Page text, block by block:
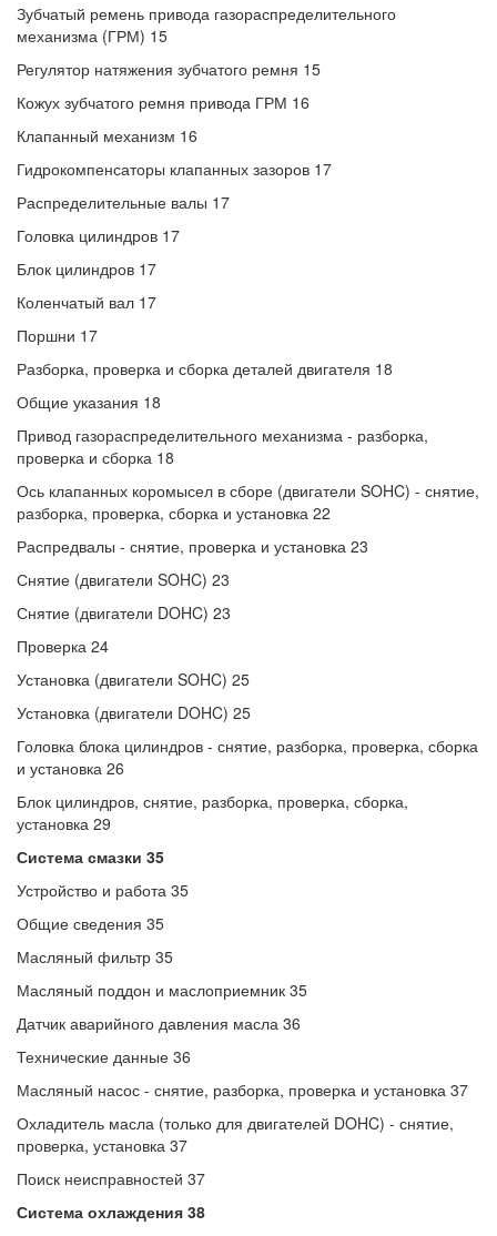
Зубчатый ремень привода газораспределительного
механизма (ГРМ) 15
Регулятор натяжения зубчатого ремня 15
Кожух зубчатого ремня привода ГРМ 16
Клапанный механизм 16
Гидрокомпенсаторы клапанных зазоров 17
Распределительные валы 17
Головка цилиндров 17
Блок цилиндров 17
Коленчатый вал 17
Поршни 17
Разборка, проверка и сборка деталей двигателя 18
Общие указания 18
Привод газораспределительного механизма - разборка,
проверка и сборка 18
Ось клапанных коромысел в сборе (двигатели SOHC) - снятие,
разборка, проверка, сборка и установка 22
Распредвалы - снятие, проверка и установка 23
Снятие (двигатели SOHC) 23
Снятие (двигатели DOHC) 23
Проверка 24
Установка (двигатели SOHC) 25
Установка (двигатели DOHC) 25
Головка блока цилиндров - снятие, разборка, проверка, сборка
и установка 26
Блок цилиндров, снятие, разборка, проверка, сборка,
установка 29
Система смазки 35
Устройство и работа 35
Общие сведения 35
Масляный фильтр 35
Масляный поддон и маслоприемник 35
Датчик аварийного давления масла 36
Технические данные 36
Масляный насос - снятие, разборка, проверка и установка 37
Охладитель масла (только для двигателей DOHC) - снятие,
проверка, установка 37
Поиск неисправностей 37
Система охлаждения 38